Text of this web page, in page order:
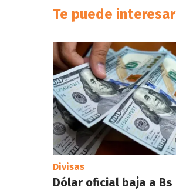
Te puede interesar
Divisas
Dólar oficial baja a Bs